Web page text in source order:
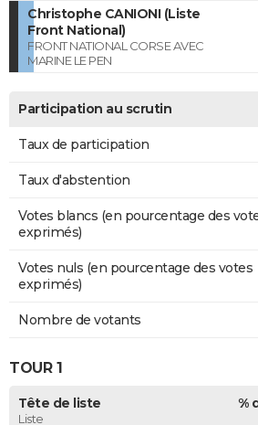
Christophe CANIONI (Liste
Front National)
FRONT NATIONAL CORSE AVEC
MARINE LE PEN
Participation au scrutin
Taux de participation
Taux d'abstention
Votes blancs (en pourcentage des
exprimés)
Votes nuls (en pourcentage des votes
exprimés)
Nombre de votants
TOUR 1
Tête de liste
Liste
%